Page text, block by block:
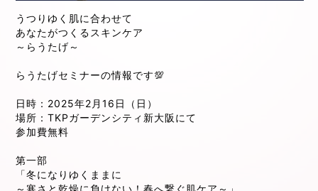
うつりゆく肌に合わせて
あなたがつくるスキンケア
～らうたげ～
らうたげセミナーの情報です💯
日時：2025年2月16日（日）
場所：TKPガーデンシティ新大阪にて
参加費無料
第一部
「冬になりゆくままに
～寒さと乾燥に負けない！春へ繋ぐ肌ケア～」